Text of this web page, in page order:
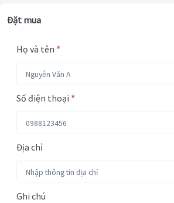
Đặt mua
Họ và tên *
Số điện thoại *
Địa chỉ
Ghi chú